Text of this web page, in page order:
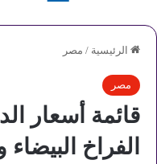
الرئيسية / مصر
مصر
قائمة أسعار
الفراخ